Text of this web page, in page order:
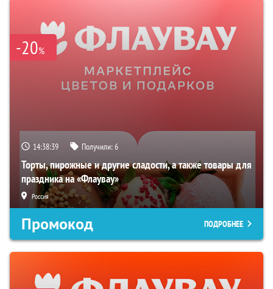
-20%
14:38:38 Получили:6
Торты, пирожные и другие сладости, а также товары для
праздника на «Флаувау»
Россия
Промокод ПОДРОБНЕЕ